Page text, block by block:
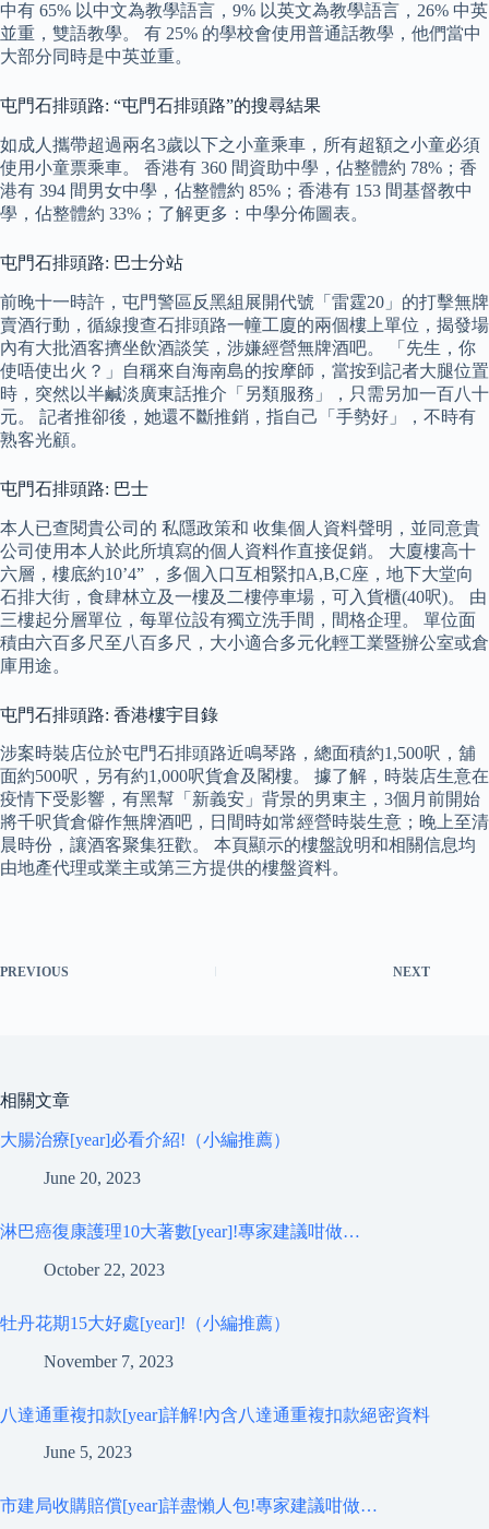
中有 65% 以中文為教學語言，9% 以英文為教學語言，26% 中英
並重，雙語教學。 有 25% 的學校會使用普通話教學，他們當中
大部分同時是中英並重。
屯門石排頭路: “屯門石排頭路”的搜尋結果
如成人攜帶超過兩名3歲以下之小童乘車，所有超額之小童必須
使用小童票乘車。 香港有 360 間資助中學，佔整體約 78%；香
港有 394 間男女中學，佔整體約 85%；香港有 153 間基督教中
學，佔整體約 33%；了解更多：中學分佈圖表。
屯門石排頭路: 巴士分站
前晚十一時許，屯門警區反黑組展開代號「雷霆20」的打擊無牌
賣酒行動，循線搜查石排頭路一幢工廈的兩個樓上單位，揭發場
內有大批酒客擠坐飲酒談笑，涉嫌經營無牌酒吧。 「先生，你
使唔使出火？」自稱來自海南島的按摩師，當按到記者大腿位置
時，突然以半鹹淡廣東話推介「另類服務」，只需另加一百八十
元。 記者推卻後，她還不斷推銷，指自己「手勢好」，不時有
熟客光顧。
屯門石排頭路: 巴士
本人已查閱貴公司的 私隱政策和 收集個人資料聲明，並同意貴
公司使用本人於此所填寫的個人資料作直接促銷。 大廈樓高十
六層，樓底約10’4” ，多個入口互相緊扣A,B,C座，地下大堂向
石排大街，食肆林立及一樓及二樓停車場，可入貨櫃(40呎)。 由
三樓起分層單位，每單位設有獨立洗手間，間格企理。 單位面
積由六百多尺至八百多尺，大小適合多元化輕工業暨辦公室或倉
庫用途。
屯門石排頭路: 香港樓宇目錄
涉案時裝店位於屯門石排頭路近鳴琴路，總面積約1,500呎，舖
面約500呎，另有約1,000呎貨倉及閣樓。 據了解，時裝店生意在
疫情下受影響，有黑幫「新義安」背景的男東主，3個月前開始
將千呎貨倉僻作無牌酒吧，日間時如常經營時裝生意；晚上至清
晨時份，讓酒客聚集狂歡。 本頁顯示的樓盤說明和相關信息均
由地產代理或業主或第三方提供的樓盤資料。
PREVIOUS NEXT
相關文章
大腸治療[year]必看介紹!（小編推薦）
June 20, 2023
淋巴癌復康護理10大著數[year]!專家建議咁做…
October 22, 2023
牡丹花期15大好處[year]!（小編推薦）
November 7, 2023
八達通重複扣款[year]詳解!內含八達通重複扣款絕密資料
June 5, 2023
市建局收購賠償[year]詳盡懶人包!專家建議咁做…